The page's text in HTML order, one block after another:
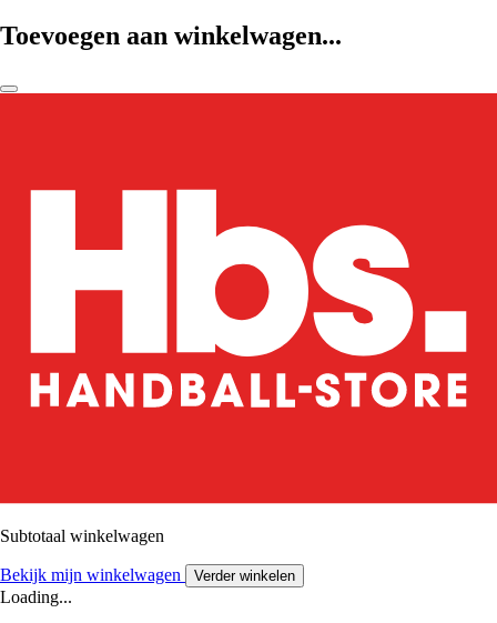
Toevoegen aan winkelwagen...
Subtotaal winkelwagen
Bekijk mijn winkelwagen Verder winkelen
Loading...